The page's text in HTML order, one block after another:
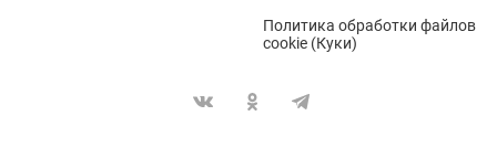
Политика обработки файлов
cookie (Куки)